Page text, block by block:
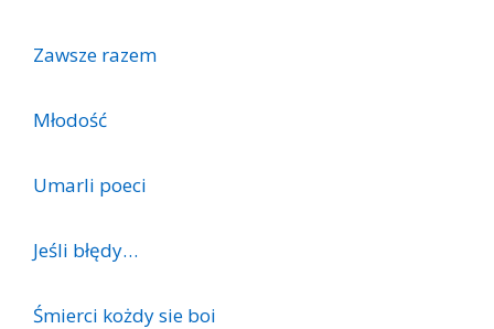
Zawsze razem
Młodość
Umarli poeci
Jeśli błędy…
Śmierci kożdy sie boi